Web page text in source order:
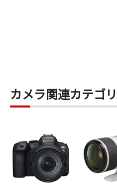
カメラ関連カテゴ